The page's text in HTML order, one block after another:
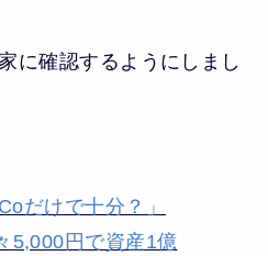
に確認するようにしまし
だけで十分？」
5,000円で資産1億